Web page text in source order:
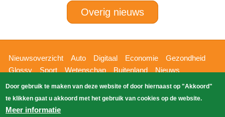
Overig nieuws
Hoofdnavigatie
Nieuwsoverzicht Auto Digitaal Economie
Gezondheid
Glossy
Sport Wetenschap Buitenland
Nieuws
Bizzpress
Blik op 112 Provincies
Weekoverzicht
Zoeken
Copyright Blik Op Nieuws 2026gehost
Door gebruik te maken van deze website of door hiernaast op "Akkoord"
te klikken gaat u akkoord met het gebruik van cookies op de website.
Meer informatie